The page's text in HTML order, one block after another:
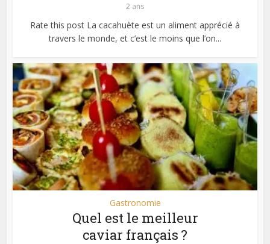
2 ans
Rate this post La cacahuète est un aliment apprécié à
travers le monde, et c’est le moins que l’on...
Gastronomie
Quel est le meilleur
caviar français ?